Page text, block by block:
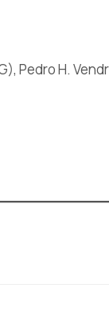
Pedro H.